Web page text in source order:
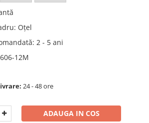
: Oțel
: 2 - 5 ani
606-12M
24 - 48 ore
ADAUGA IN COS